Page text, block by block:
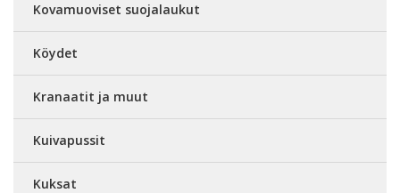
Kovamuoviset suojalaukut
Köydet
Kranaatit ja muut
Kuivapussit
Kuksat